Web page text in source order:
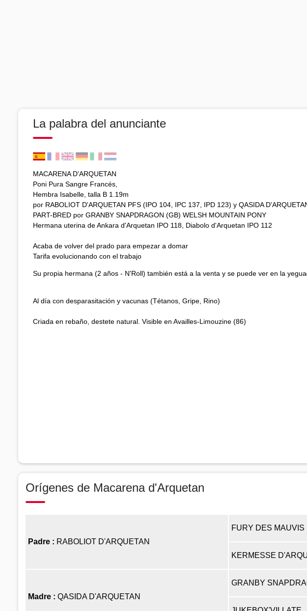
La palabra del anunciante
MACARENA D'ARQUETAN
Poni Pura Sangre Francés,
Hembra Isabelle, talla B 1.19m
por RABOLIOT D'ARQUETAN PFS (IPO 104, IPC 137, IPD 123) y QASIDA
PART-BRED por GRANBY SNAPDRAGON (GB) WELSH MOUNTAIN PONY
Hermana uterina de Ankara d'Arquetan IPO 118, Diabolo d'Arquetan IPO 112
Acaba de volver del prado para empezar a domar
Tarifa evolucionando con el trabajo
Su propia hermana (2 años - N'Roll) también está a la venta y se puede ver en la
Al día con desparasitación y vacunas (Tétanos, Gripe, Rino)
Criada en rebaño, destete natural. Visible en Availles-Limouzine (86)
Orígenes de Macarena d'Arquetan
Padre : RABOLIOT D'ARQUETAN
FURY DES MAUVIS
KERMESSE
Madre : QASIDA D'ARQUETAN
GRANBY